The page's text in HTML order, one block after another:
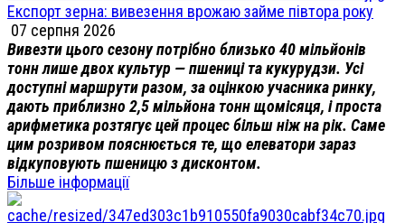
Експорт зерна: вивезення врожаю займе півтора року
07 серпня 2026
Вивезти цього сезону потрібно близько 40 мільйонів
тонн лише двох культур — пшениці та кукурудзи. Усі
доступні маршрути разом, за оцінкою учасника ринку,
дають приблизно 2,5 мільйона тонн щомісяця, і проста
арифметика розтягує цей процес більш ніж на рік. Саме
цим розривом пояснюється те, що елеватори зараз
відкуповують пшеницю з дисконтом.
Більше інформації